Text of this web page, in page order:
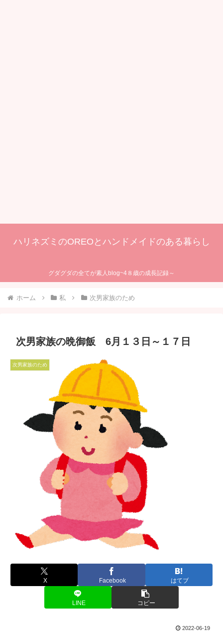
ハリネズミのOREOとハンドメイドのある暮らし
グダグダの全てが素人blog~4８歳の成長記録～
ホーム 私 次男家族のため
次男家族の晩御飯 6月１３日～１７日
次男家族のため
X Facebook はてブ
LINE コピー
2022-06-19